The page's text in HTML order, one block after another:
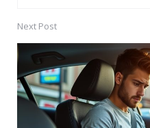
Next Post